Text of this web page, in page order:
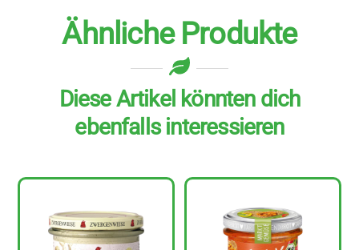
Ähnliche Produkte
Diese Artikel könnten dich
ebenfalls interessieren